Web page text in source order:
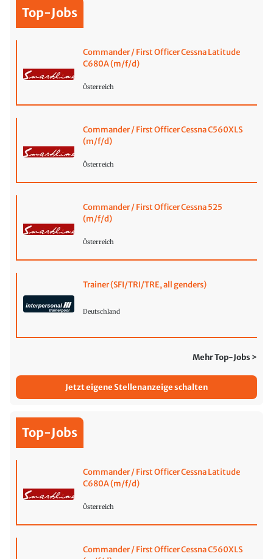
Top-Jobs
Commander / First Officer Cessna Latitude
C680A (m/f/d)
Österreich
Commander / First Officer Cessna C560XLS
(m/f/d)
Österreich
Commander / First Officer Cessna 525
(m/f/d)
Österreich
Trainer (SFI/TRI/TRE, all genders)
Deutschland
Mehr Top-Jobs >
Jetzt eigene Stellenanzeige schalten
Top-Jobs
Commander / First Officer Cessna Latitude
C680A (m/f/d)
Österreich
Commander / First Officer Cessna C560XLS